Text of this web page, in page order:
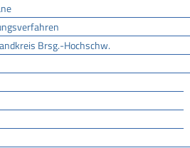
Brsg.-Hochschw.